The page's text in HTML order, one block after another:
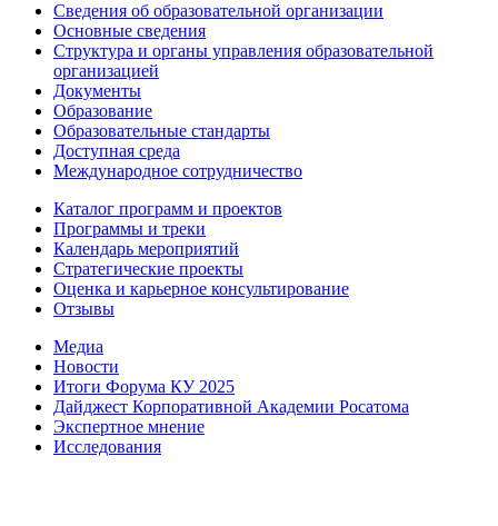
Сведения об образовательной организации
Основные сведения
Структура и органы управления образовательной
организацией
Документы
Образование
Образовательные стандарты
Доступная среда
Международное сотрудничество
Каталог программ и проектов
Программы и треки
Календарь мероприятий
Стратегические проекты
Оценка и карьерное консультирование
Отзывы
Медиа
Новости
Итоги Форума КУ 2025
Дайджест Корпоративной Академии Росатома
Экспертное мнение
Исследования